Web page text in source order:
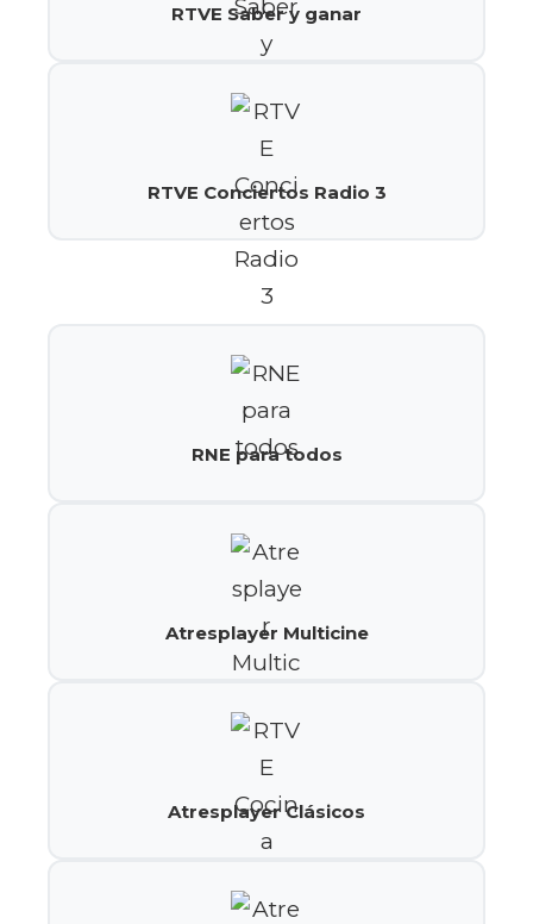
RTVE Saber y ganar
RTVE Conciertos Radio 3
RNE para todos
Atresplayer Multicine
Atresplayer Clásicos